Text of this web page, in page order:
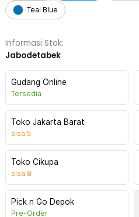
Teal Blue
Informasi Stok:
Jabodetabek
Gudang Online
Tersedia
Toko Jakarta Barat
sisa 5
Toko Cikupa
sisa 8
Pick n Go Depok
Pre-Order